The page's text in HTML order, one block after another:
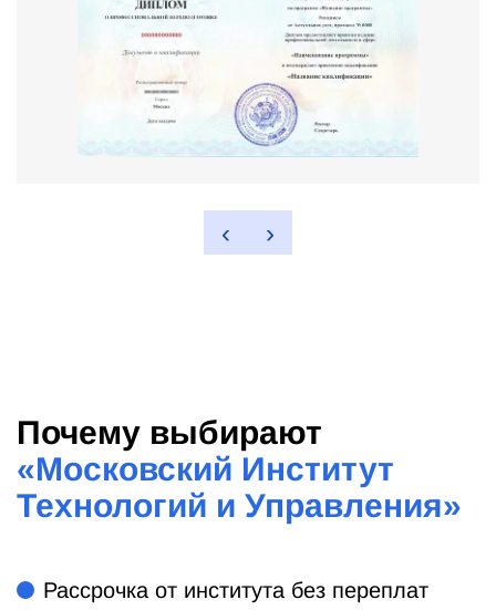
‹ ›
Почему выбирают
«Московский Институт
Технологий и Управления»
Рассрочка от института без переплат